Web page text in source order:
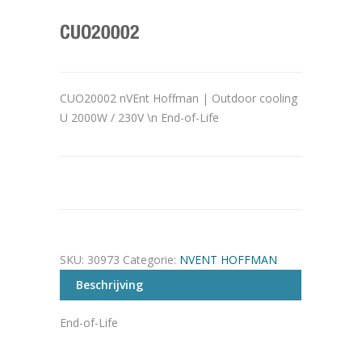
CUO20002
CUO20002 nVEnt Hoffman | Outdoor cooling
U 2000W / 230V \n End-of-Life
SKU: 30973 Categorie: NVENT HOFFMAN
Beschrijving
End-of-Life